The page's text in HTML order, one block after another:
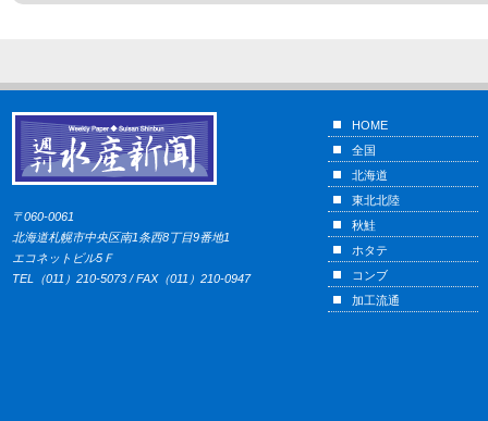
〒060-0061
北海道札幌市中央区南1条西8丁目9番地1
エコネットビル5Ｆ
TEL（011）210-5073 / FAX（011）210-0947
HOME
全国
北海道
東北北陸
秋鮭
ホタテ
コンブ
加工流通